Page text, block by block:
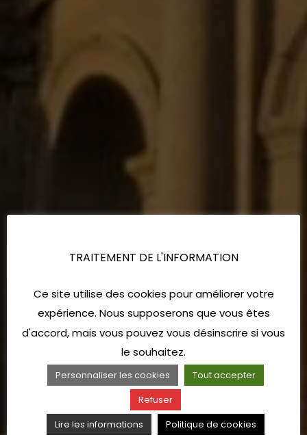
TRAITEMENT DE L'INFORMATION
Ce site utilise des cookies pour améliorer votre
expérience. Nous supposerons que vous êtes
d'accord, mais vous pouvez vous désinscrire si vous
le souhaitez.
Personnaliser les cookies
Tout accepter
Refuser
Lire les informations
Politique de cookies